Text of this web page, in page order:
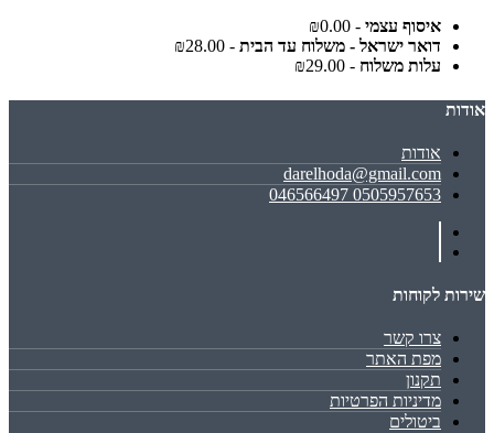
איסוף עצמי - ₪0.00
דואר ישראל - משלוח עד הבית - ₪28.00
עלות משלוח - ₪29.00
אודות
אודות
darelhoda@gmail.com
0505957653 046566497
שירות לקוחות
צרו קשר
מפת האתר
תקנון
מדיניות הפרטיות
ביטולים